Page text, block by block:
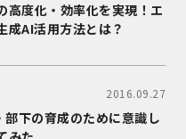
高度化・効率化を実現！エ
成AI活用方法とは？
2016.09.27
部下の育成のために意識し